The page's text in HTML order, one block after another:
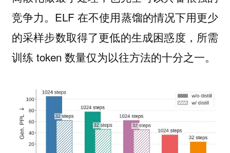
竞争力。 ELF 在不使用蒸馏的情况下用更少
的采样步数取得了更低的生成困惑度，所需
训练 token 数量仅为以往方法的十分之一。